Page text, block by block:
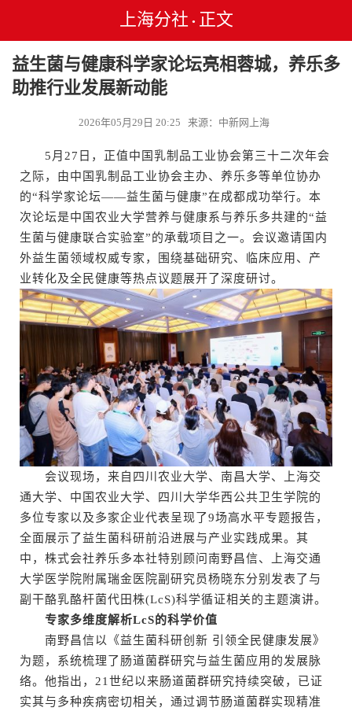
上海分社 • 正文
益生菌与健康科学家论坛亮相蓉城，养乐多
助推行业发展新动能
2026年05月29日 20:25 来源：中新网上海
5月27日，正值中国乳制品工业协会第三十二次年会
之际，由中国乳制品工业协会主办、养乐多等单位协办
的“科学家论坛——益生菌与健康”在成都成功举行。本
次论坛是中国农业大学营养与健康系与养乐多共建的“益
生菌与健康联合实验室”的承载项目之一。会议邀请国内
外益生菌领域权威专家，围绕基础研究、临床应用、产
业转化及全民健康等热点议题展开了深度研讨。
会议现场，来自四川农业大学、南昌大学、上海交
通大学、中国农业大学、四川大学华西公共卫生学院的
多位专家以及多家企业代表呈现了9场高水平专题报告，
全面展示了益生菌科研前沿进展与产业实践成果。其
中，株式会社养乐多本社特别顾问南野昌信、上海交通
大学医学院附属瑞金医院副研究员杨晓东分别发表了与
副干酪乳酪杆菌代田株(LcS)科学循证相关的主题演讲。
专家多维度解析LcS的科学价值
南野昌信以《益生菌科研创新 引领全民健康发展》
为题，系统梳理了肠道菌群研究与益生菌应用的发展脉
络。他指出，21世纪以来肠道菌群研究持续突破，已证
实其与多种疾病密切相关，通过调节肠道菌群实现精准